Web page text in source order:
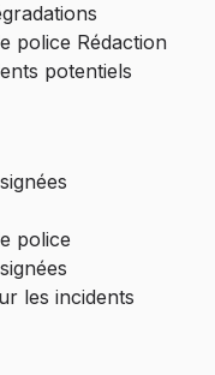
police Rédaction
potentiels
police
les incidents